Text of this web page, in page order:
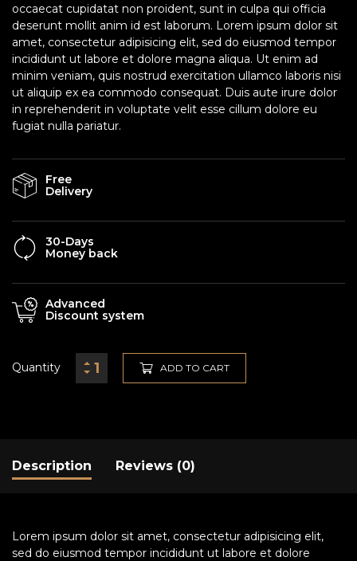
occaecat cupidatat non proident, sunt in culpa qui officia
deserunt mollit anim id est laborum. Lorem ipsum dolor sit
amet, consectetur adipisicing elit, sed do eiusmod tempor
incididunt ut labore et dolore magna aliqua. Ut enim ad
minim veniam, quis nostrud exercitation ullamco laboris nisi
ut aliquip ex ea commodo consequat. Duis aute irure dolor
in reprehenderit in voluptate velit esse cillum dolore eu
fugiat nulla pariatur.
Free
Delivery
30-Days
Money back
Advanced
Discount system
Quantity ADD TO CART
Description Reviews (0)
Lorem ipsum dolor sit amet, consectetur adipisicing elit,
sed do eiusmod tempor incididunt ut labore et dolore